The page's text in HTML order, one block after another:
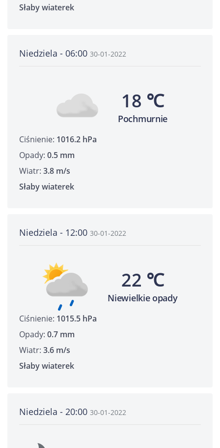
Słaby wiaterek
Niedziela - 06:00 30-01-2022
18 ℃
Pochmurnie
Ciśnienie: 1016.2 hPa
Opady: 0.5 mm
Wiatr: 3.8 m/s
Słaby wiaterek
Niedziela - 12:00 30-01-2022
22 ℃
Niewielkie opady
Ciśnienie: 1015.5 hPa
Opady: 0.7 mm
Wiatr: 3.6 m/s
Słaby wiaterek
Niedziela - 20:00 30-01-2022